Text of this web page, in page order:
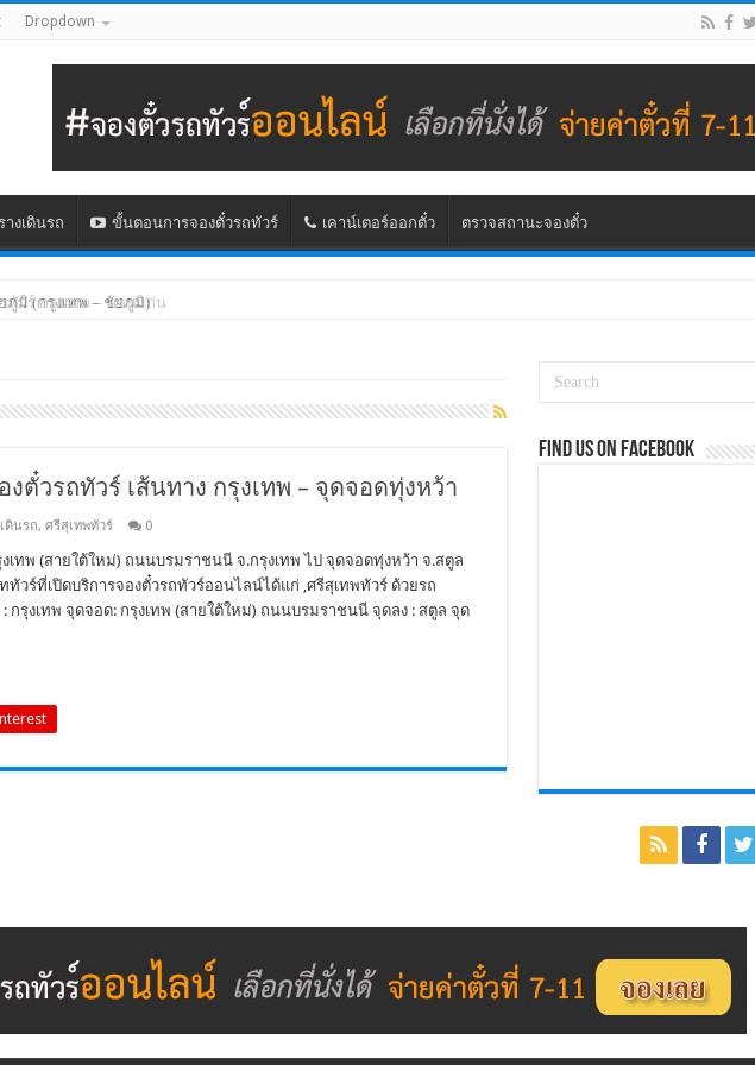
Dropdown
างเดินรถ ขั้นตอนการจองตั๋วรถทัวร์ เคาน์เตอร์ออกตั๋ว ตรวจสถานะจองตั๋ว
ทัวร์ กรุงเทพ – ขอนแก่น
ภูมิ (กรุงเทพ – ชัยภูมิ)
ตั๋วรถทัวร์ เส้นทาง กรุงเทพ – จุดจอดทุ่งหว้า
ดินรถ, ศรีสุเทพทัวร์ 0
เทพ (สายใต้ใหม่) ถนนบรมราชนนี จ.กรุงเทพ ไป จุดจอดทุ่งหว้า จ.สตูล
ทัวร์ที่เปิดบริการจองตั๋วรถทัวร์ออนไลน์ได้แก่ ,ศรีสุเทพทัวร์ ด้วยรถ
กรุงเทพ จุดจอด: กรุงเทพ (สายใต้ใหม่) ถนนบรมราชนนี จุดลง : สตูล จุด
Find us on Facebook